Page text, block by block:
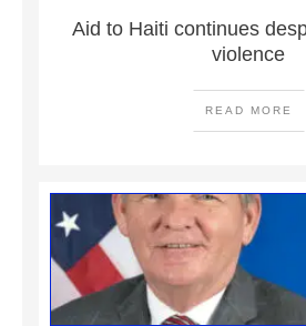
Aid to Haiti continues
violence
READ MORE